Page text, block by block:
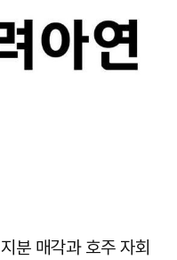
분 매각과 호주 자회